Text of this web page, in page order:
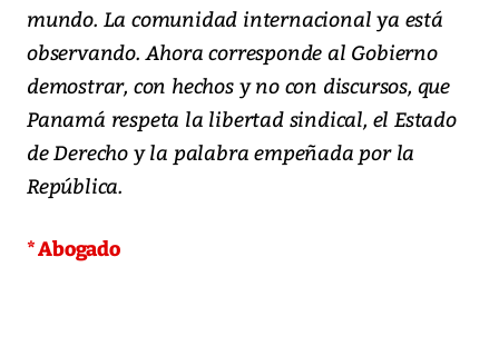
mundo. La comunidad internacional ya está
observando. Ahora corresponde al Gobierno
demostrar, con hechos y no con discursos, que
Panamá respeta la libertad sindical, el Estado
de Derecho y la palabra empeñada por la
República.
* Abogado